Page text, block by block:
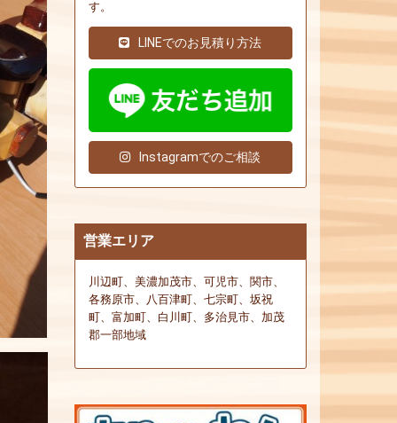
す。
LINEでのお見積り方法
Instagramでのご相談
営業エリア
川辺町、美濃加茂市、可児市、関市、
各務原市、八百津町、七宗町、坂祝
町、富加町、白川町、多治見市、加茂
郡一部地域